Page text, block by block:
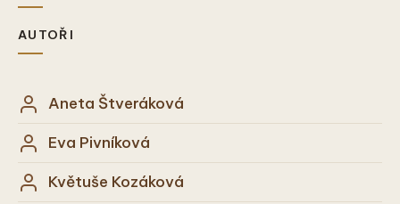
AUTOŘI
Aneta Štveráková
Eva Pivníková
Květuše Kozáková